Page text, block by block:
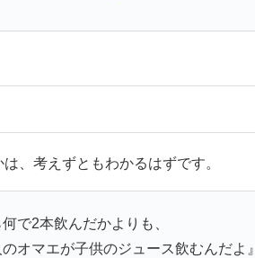
、考えずともわかるはずです。
で2本飲んだかよりも、
のオマエが子供のジュース飲むんだよ』